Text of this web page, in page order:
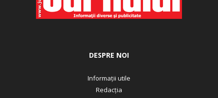
DESPRE NOI
Informații utile
Redacția